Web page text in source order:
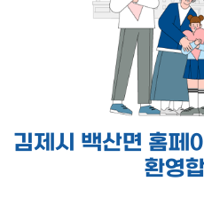
김제시 백산면 홈페
환영